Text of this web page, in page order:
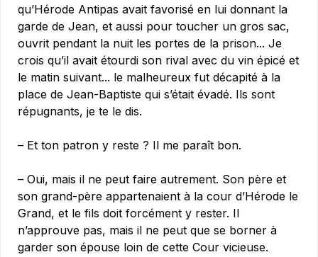
qu’Hérode Antipas avait favorisé en lui donnant la
garde de Jean, et aussi pour toucher un gros sac,
ouvrit pendant la nuit les portes de la prison... Je
crois qu’il avait étourdi son rival avec du vin épicé et
le matin suivant... le malheureux fut décapité à la
place de Jean-Baptiste qui s’était évadé. Ils sont
répugnants, je te le dis.
– Et ton patron y reste ? Il me paraît bon.
– Oui, mais il ne peut faire autrement. Son père et
son grand-père appartenaient à la cour d’Hérode le
Grand, et le fils doit forcément y rester. Il
n’approuve pas, mais il ne peut que se borner à
garder son épouse loin de cette Cour vicieuse.